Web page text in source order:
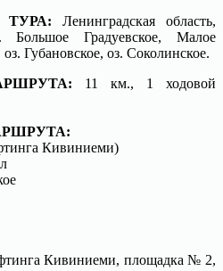
Ленинградская область,
Градуевское, Малое
Губановское, оз. Соколинское.
11 км., 1 ходовой
Кивиниеми)
Кивиниеми, площадка № 2,